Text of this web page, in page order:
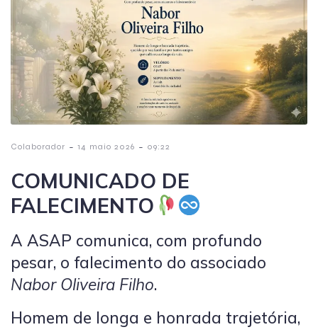
Colaborador - 14 maio 2026 - 09:22
COMUNICADO DE
FALECIMENTO
A ASAP comunica, com profundo
pesar, o falecimento do associado
Nabor Oliveira Filho.
Homem de longa e honrada trajetória,